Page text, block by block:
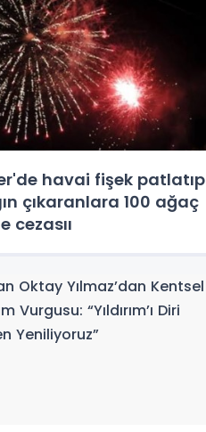
havai fişek patlatıp
çıkaranlara 100 ağaç
cezasıı